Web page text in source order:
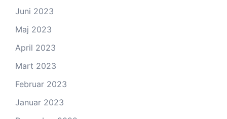
Juni 2023
Maj 2023
April 2023
Mart 2023
Februar 2023
Januar 2023